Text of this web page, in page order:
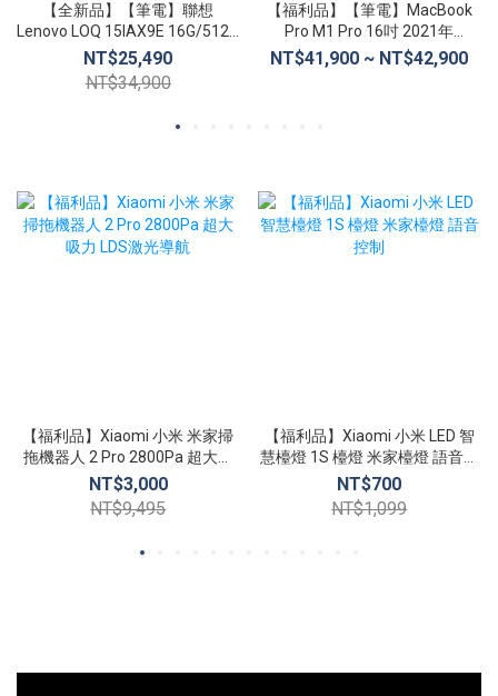
【全新品】【筆電】聯想
Lenovo LOQ 15IAX9E 16G/512G
15.6吋 電競筆電
NT$25,490
NT$34,900
【福利品】【筆電】MacBook
Pro M1 Pro 16吋 2021年
16G/512G (A2485)
NT$41,900 ~ NT$42,900
【福利品】Xiaomi 小米 米家掃
拖機器人 2 Pro 2800Pa 超大吸
力 LDS激光導航
NT$3,000
NT$9,495
【福利品】Xiaomi 小米 LED 智
慧檯燈 1S 檯燈 米家檯燈 語音控
制
NT$700
NT$1,099